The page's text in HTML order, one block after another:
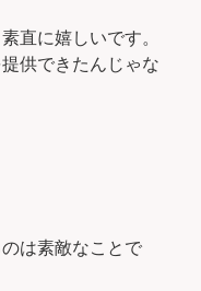
直に嬉しいです。
供できたんじゃな
は素敵なことで